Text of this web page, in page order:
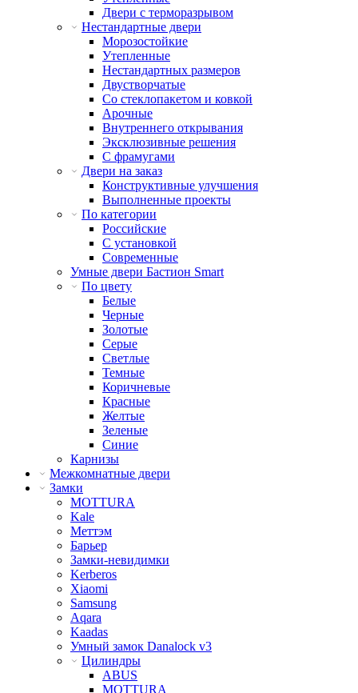
Двери с терморазрывом
Нестандартные двери
Морозостойкие
Утепленные
Нестандартных размеров
Двустворчатые
Со стеклопакетом и ковкой
Арочные
Внутреннего открывания
Эксклюзивные решения
С фрамугами
Двери на заказ
Конструктивные улучшения
Выполненные проекты
По категории
Российские
С установкой
Современные
Умные двери Бастион Smart
По цвету
Белые
Черные
Золотые
Серые
Светлые
Темные
Коричневые
Красные
Желтые
Зеленые
Синие
Карнизы
Межкомнатные двери
Замки
MOTTURA
Kale
Меттэм
Барьер
Замки-невидимки
Kerberos
Xiaomi
Samsung
Aqara
Kaadas
Умный замок Danalock v3
Цилиндры
ABUS
MOTTURA